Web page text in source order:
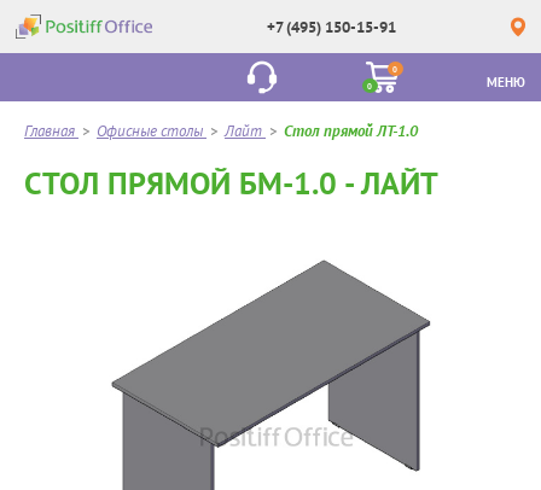
+7 (495) 150-15-91
0
0
МЕНЮ
Главная > Офисные столы >Лайт > Стол прямой ЛТ-1.0
СТОЛ ПРЯМОЙ БМ-1.0 - ЛАЙТ